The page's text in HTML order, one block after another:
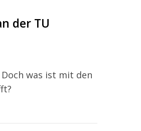
der TU
was ist mit den